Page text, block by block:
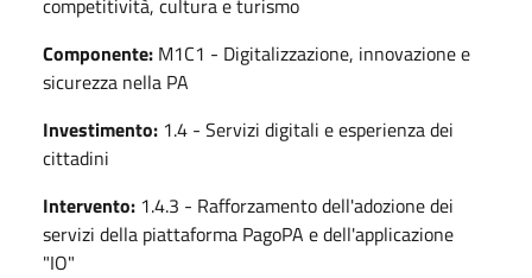
Componente: M1C1 - Digitalizzazione, innovazione e
sicurezza nella PA
Investimento: 1.4 - Servizi digitali e esperienza dei
cittadini
Intervento: 1.4.3 - Rafforzamento dell'adozione dei
servizi della piattaforma PagoPA e dell'applicazione
"IO"